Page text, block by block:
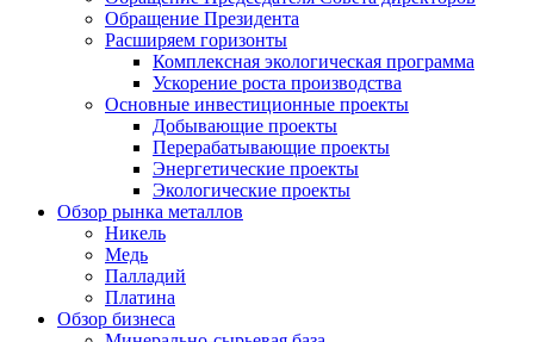
Обращение Президента
Расширяем горизонты
Комплексная экологическая программа
Ускорение роста производства
Основные инвестиционные проекты
Добывающие проекты
Перерабатывающие проекты
Энергетические проекты
Экологические проекты
Обзор рынка металлов
Никель
Медь
Палладий
Платина
Обзор бизнеса